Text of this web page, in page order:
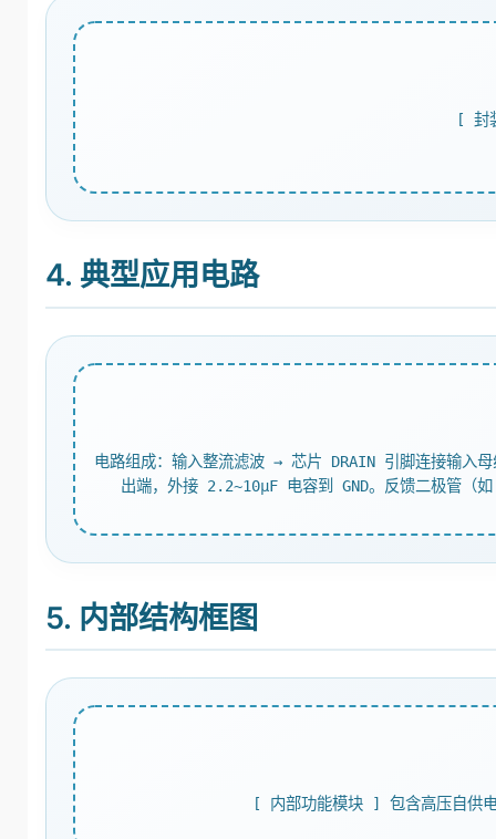
[ 封
4. 典型应用电路
电路组成：输入整流滤波 → 芯片 DRAIN 引脚连接输入
出端，外接 2.2~10μF 电容到 GND。反馈二极管（
5. 内部结构框图
[ 内部功能模块 ] 包含高压自供电